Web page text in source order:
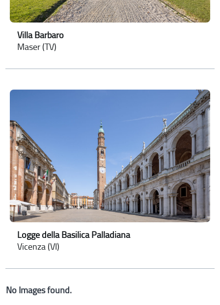
Villa Barbaro
Maser (TV)
Logge della Basilica Palladiana
Vicenza (VI)
No Images found.